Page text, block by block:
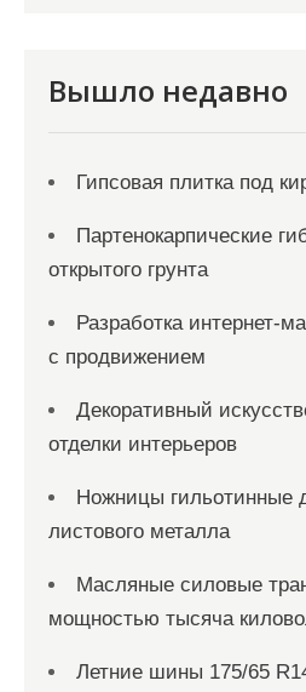
Вышло недавно
Гипсовая плитка под
Партенокарпические
открытого грунта
Разработка интернет-
с продвижением
Декоративный
отделки интерьеров
Ножницы гильотинные
листового металла
Масляные силовые
мощностью тысяча
Летние шины 175/65